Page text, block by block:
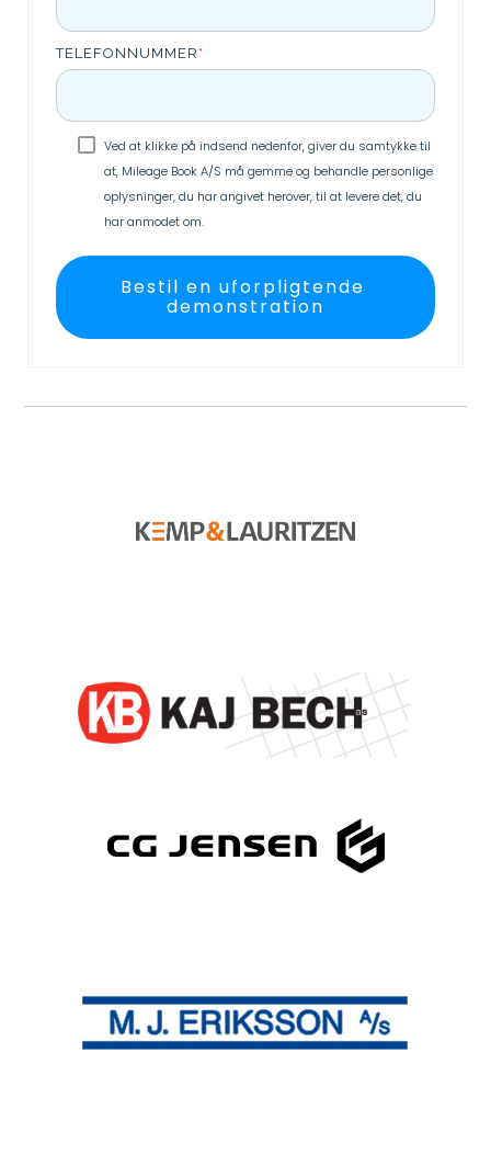
TELEFONNUMMER *
Ved at klikke på indsend nedenfor, giver du samtykke til
at, Mileage Book A/S må gemme og behandle personlige
oplysninger, du har angivet herover, til at levere det, du
har anmodet om.